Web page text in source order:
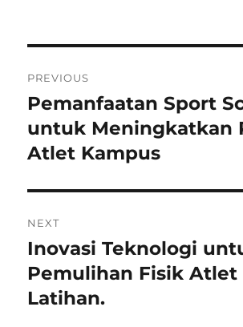
pos
PREVIOUS
Previous
post:
Pemanfaatan Sport
untuk Meningkatkan
Atlet Kampus
NEXT
Next
post:
Inovasi Teknologi
Pemulihan Fisik Atlet
Latihan.